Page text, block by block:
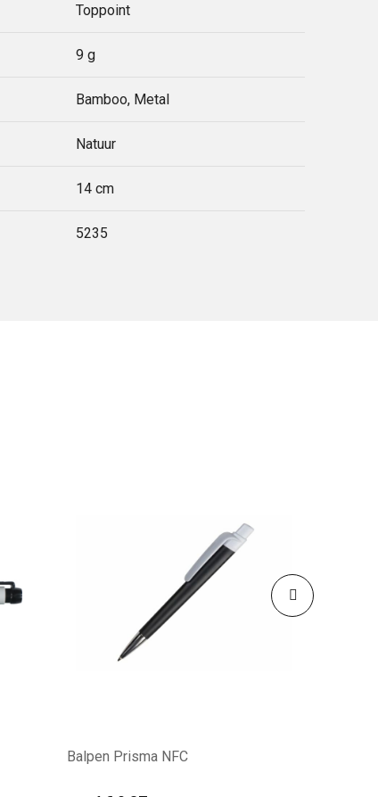
Toppoint
9 g
Bamboo, Metal
Natuur
14 cm
5235
Balpen Prisma NFC